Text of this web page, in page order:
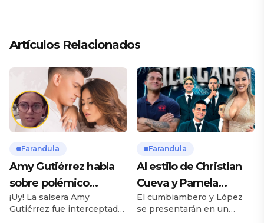
Artículos Relacionados
Farandula
Amy Gutiérrez habla
sobre polémico
romance con pareja
de su ex bailarina
¡Uy! La salsera Amy
Gutiérrez fue interceptada
Farandula
Al estilo de Christian
Cueva y Pamela
Franco, Pamela López
y Christian Domínguez
El cumbiambero y López
se presentarán en un